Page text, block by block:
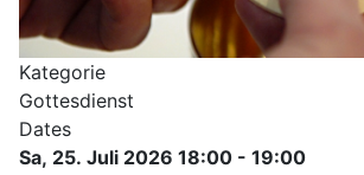
Kategorie
Gottesdienst
Dates
Sa, 25. Juli 2026 18:00 - 19:00